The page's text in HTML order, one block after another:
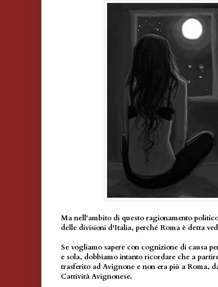
Ma nell'ambito di questo ragionamento
delle divisioni d'Italia, perché Roma è detta
Se vogliamo sapere con cognizione di causa
e sola, dobbiamo intanto ricordare che a
trasferito ad Avignone e non era più a Roma,
Cattività Avignonese.